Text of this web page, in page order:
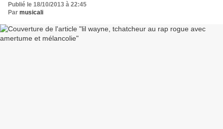
Publié le 18/10/2013 à 22:45
Par musicali